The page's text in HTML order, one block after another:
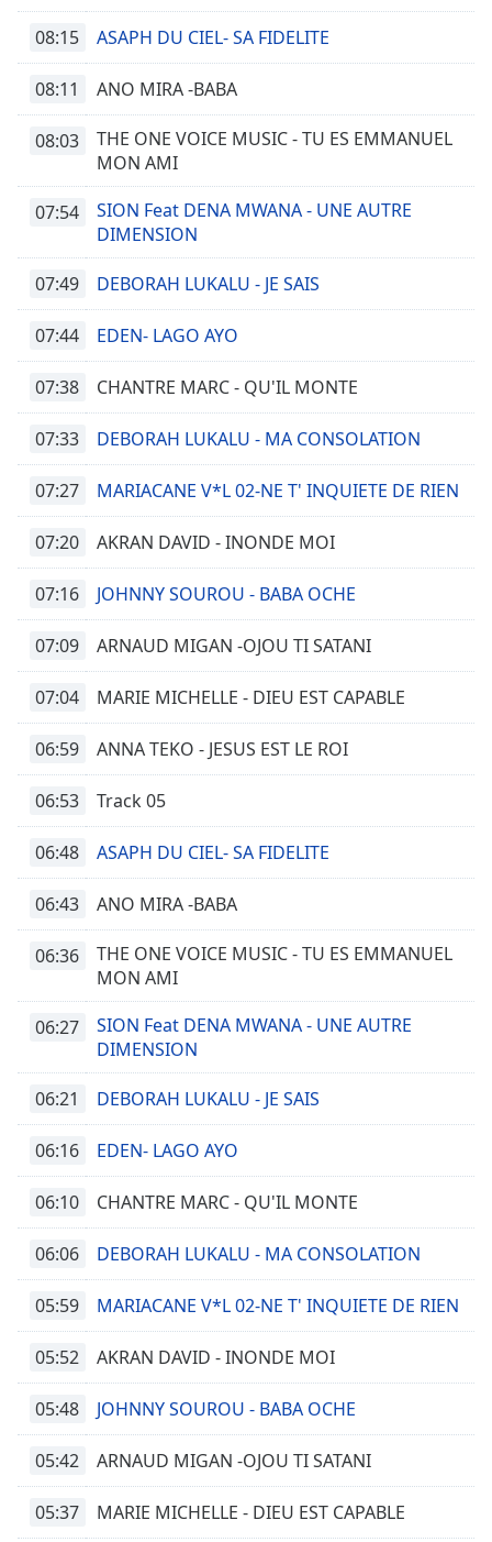
08:15 ASAPH DU CIEL- SA FIDELITE
08:11 ANO MIRA -BABA
08:03
THE ONE VOICE MUSIC - TU ES EMMANUEL
MON AMI
07:54
SION Feat DENA MWANA - UNE AUTRE
DIMENSION
07:49 DEBORAH LUKALU - JE SAIS
07:44 EDEN- LAGO AYO
07:38 CHANTRE MARC - QU'IL MONTE
07:33 DEBORAH LUKALU - MA CONSOLATION
07:27 MARIACANE V*L 02-NE T' INQUIETE DE RIEN
07:20 AKRAN DAVID - INONDE MOI
07:16 JOHNNY SOUROU - BABA OCHE
07:09 ARNAUD MIGAN -OJOU TI SATANI
07:04 MARIE MICHELLE - DIEU EST CAPABLE
06:59 ANNA TEKO - JESUS EST LE ROI
06:53 Track 05
06:48 ASAPH DU CIEL- SA FIDELITE
06:43 ANO MIRA -BABA
06:36
THE ONE VOICE MUSIC - TU ES EMMANUEL
MON AMI
06:27
SION Feat DENA MWANA - UNE AUTRE
DIMENSION
06:21 DEBORAH LUKALU - JE SAIS
06:16 EDEN- LAGO AYO
06:10 CHANTRE MARC - QU'IL MONTE
06:06 DEBORAH LUKALU - MA CONSOLATION
05:59 MARIACANE V*L 02-NE T' INQUIETE DE RIEN
05:52 AKRAN DAVID - INONDE MOI
05:48 JOHNNY SOUROU - BABA OCHE
05:42 ARNAUD MIGAN -OJOU TI SATANI
05:37 MARIE MICHELLE - DIEU EST CAPABLE